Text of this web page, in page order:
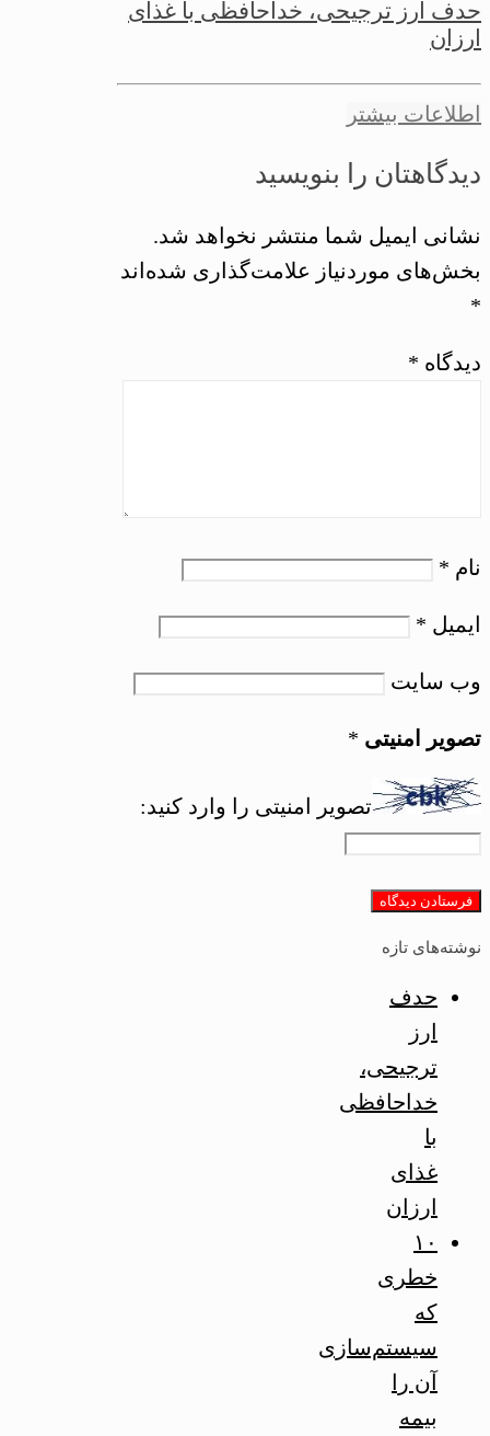
حدف ارز ترجیحی، خداحافظی با غذای
ارزان
اطلاعات بیشتر
دیدگاهتان را بنویسید
نشانی ایمیل شما منتشر نخواهد شد.
بخش‌های موردنیاز علامت‌گذاری شده‌اند
*
دیدگاه *
نام *
ایمیل *
وب‌ سایت
تصویر امنیتی *
تصویر امنیتی را وارد کنید:
نوشته‌های تازه
حدف
ارز
ترجیحی،
خداحافظی
با
غذای
ارزان
۱۰
خطری
که
سیستم‌سازی
آن را
بیمه